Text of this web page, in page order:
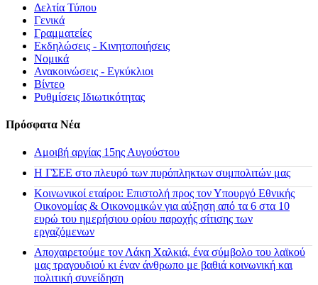
Δελτία Τύπου
Γενικά
Γραμματείες
Εκδηλώσεις - Κινητοποιήσεις
Νομικά
Ανακοινώσεις - Εγκύκλιοι
Βίντεο
Ρυθμίσεις Ιδιωτικότητας
Πρόσφατα Νέα
Αμοιβή αργίας 15ης Αυγούστου
H ΓΣΕΕ στο πλευρό των πυρόπληκτων συμπολιτών μας
Κοινωνικοί εταίροι: Επιστολή προς τον Υπουργό Εθνικής
Οικονομίας & Οικονομικών για αύξηση από τα 6 στα 10
ευρώ του ημερήσιου ορίου παροχής σίτισης των
εργαζόμενων
Αποχαιρετούμε τον Λάκη Χαλκιά, ένα σύμβολο του λαϊκού
μας τραγουδιού κι έναν άνθρωπο με βαθιά κοινωνική και
πολιτική συνείδηση